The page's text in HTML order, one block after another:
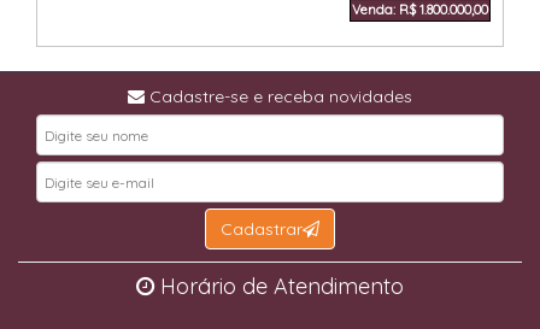
Venda: R$ 1.800.000,00
Cadastre-se e receba novidades
Cadastrar
Horário de Atendimento